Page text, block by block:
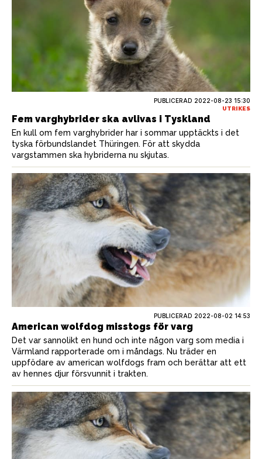
PUBLICERAD 2022-08-23 15:30
UTRIKES
Fem varghybrider ska avlivas i Tyskland
En kull om fem varghybrider har i sommar upptäckts i det
tyska förbundslandet Thüringen. För att skydda
vargstammen ska hybriderna nu skjutas.
PUBLICERAD 2022-08-02 14:53
American wolfdog misstogs för varg
Det var sannolikt en hund och inte någon varg som media i
Värmland rapporterade om i måndags. Nu träder en
uppfödare av american wolfdogs fram och berättar att ett
av hennes djur försvunnit i trakten.